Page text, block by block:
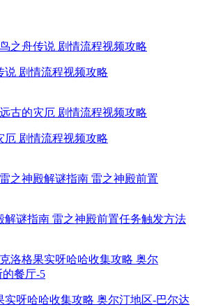
说 剧情流程视频攻略
厄 剧情流程视频攻略
解谜指南 雷之神殿前置任务触发方法
实呀哈哈收集攻略 奥尔汀地区-巴尔达